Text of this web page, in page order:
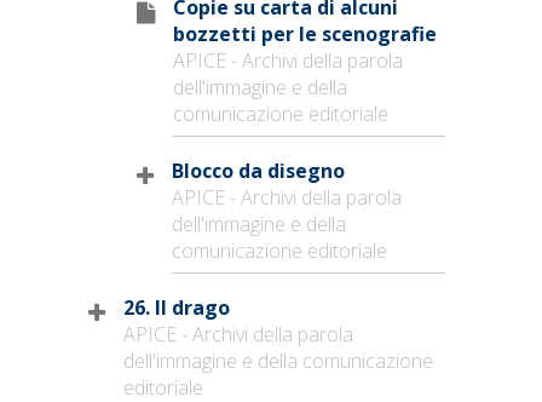
Copie su carta di alcuni
bozzetti per le scenografie
APICE - Archivi della parola
dell'immagine e della
comunicazione editoriale
Blocco da disegno
APICE - Archivi della parola
dell'immagine e della
comunicazione editoriale
26. Il drago
APICE - Archivi della parola
dell'immagine e della comunicazione
editoriale